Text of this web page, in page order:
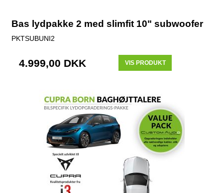
Bas lydpakke 2 med slimfit 10" subwoofer
PKTSUBUNI2
4.999,00 DKK VIS PRODUKT